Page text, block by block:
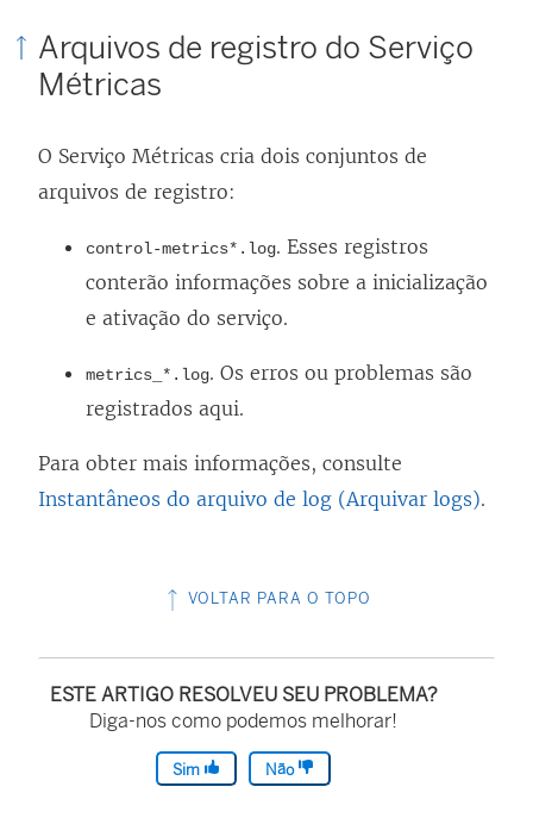
Arquivos de registro do Serviço
Métricas
O Serviço Métricas cria dois conjuntos de
arquivos de registro:
control-metrics*.log. Esses registros
conterão informações sobre a inicialização
e ativação do serviço.
metrics_*.log. Os erros ou problemas são
registrados aqui.
Para obter mais informações, consulte
Instantâneos do arquivo de log (Arquivar logs).
VOLTAR PARA O TOPO
ESTE ARTIGO RESOLVEU SEU PROBLEMA?
Diga-nos como podemos melhorar!
Sim Não